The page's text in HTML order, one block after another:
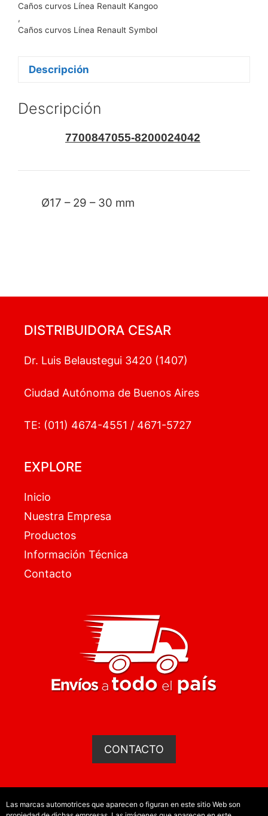
Caños curvos Línea Renault Kangoo
,
Caños curvos Línea Renault Symbol
Descripción
Descripción
7700847055-8200024042
Ø17 – 29 – 30 mm
DISTRIBUIDORA CESAR
Dr. Luis Belaustegui 3420 (1407)
Ciudad Autónoma de Buenos Aires
TE: (011) 4674-4551 / 4671-5727
EXPLORE
Inicio
Nuestra Empresa
Productos
Información Técnica
Contacto
CONTACTO
Las marcas automotrices que aparecen o figuran en este sitio Web son